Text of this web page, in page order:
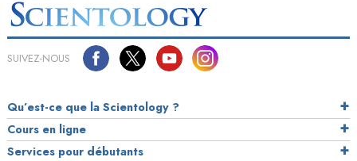
SUIVEZ-NOUS
Qu’est-ce que la Scientology ?
Cours en ligne
Services pour débutants